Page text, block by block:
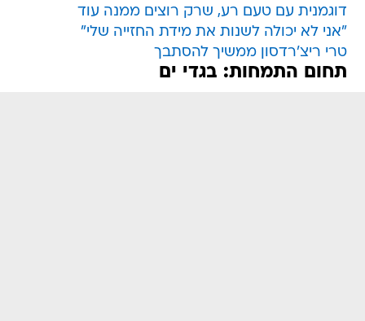
דוגמנית עם טעם רע, שרק רוצים ממנה עוד
"אני לא יכולה לשנות את מידת החזייה שלי"
טרי ריצ'רדסון ממשיך להסתבך
תחום התמחות: בגדי ים